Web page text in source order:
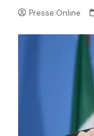
Presse.Online